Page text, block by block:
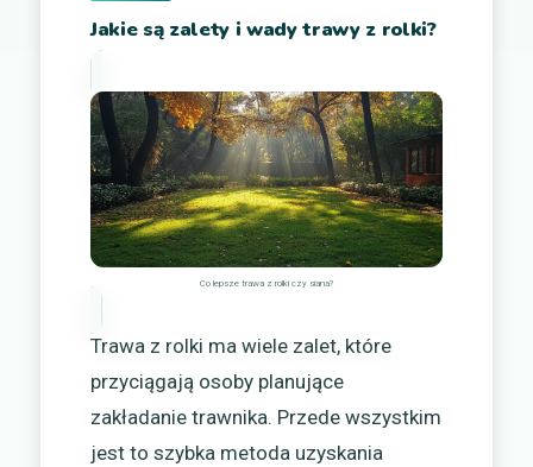
Jakie są zalety i wady trawy z rolki?
Co lepsze trawa z rolki czy siana?
Trawa z rolki ma wiele zalet, które
przyciągają osoby planujące
zakładanie trawnika. Przede wszystkim
jest to szybka metoda uzyskania